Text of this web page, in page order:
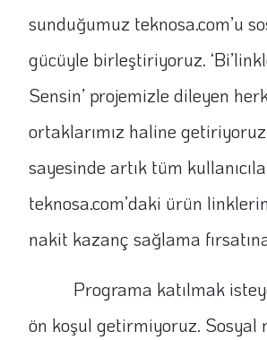
sunduğumuz teknosa.com’u
gücüyle birleştiriyoruz.
Sensin’ projemizle dileyen
ortaklarımız haline
sayesinde artık tüm
teknosa.com’daki ürün
nakit kazanç sağlama
Programa katılmak
ön koşul getirmiyoruz. Sosyal